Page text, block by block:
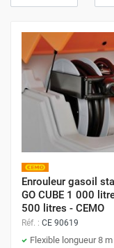
et sécurise
rembobinant
offre deux
Sécurité :Il
réduisant
prématurée du
Propreté :
Il
prévenant la
Enrouleur gasoil
GO CUBE 1 000
500 litres - CEMO
Réf. : CE 90619
Flexible longueur 8 m